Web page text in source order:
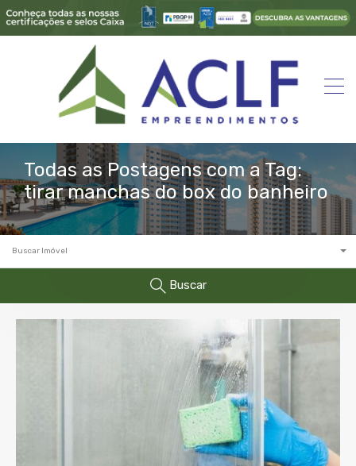
Todas as Postagens com a Tag:
tirar manchas do box do banheiro
Buscar Imóvel
Buscar